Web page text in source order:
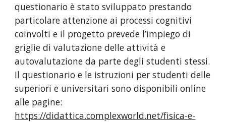
questionario è stato sviluppato prestando
particolare attenzione ai processi cognitivi
coinvolti e il progetto prevede l’impiego di
griglie di valutazione delle attività e
autovalutazione da parte degli studenti stessi.
Il questionario e le istruzioni per studenti delle
superiori e universitari sono disponibili online
https://didattica.complexworld.net/fisica-e-